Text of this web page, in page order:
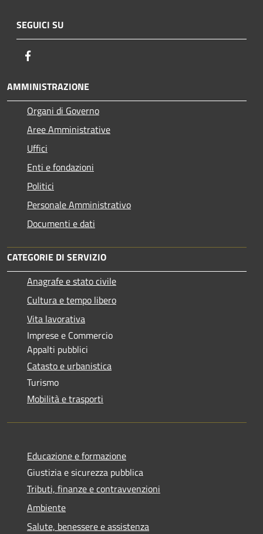
SEGUICI SU
AMMINISTRAZIONE
Organi di Governo
Aree Amministrative
Uffici
Enti e fondazioni
Politici
Personale Amministrativo
Documenti e dati
CATEGORIE DI SERVIZIO
Anagrafe e stato civile
Cultura e tempo libero
Vita lavorativa
Imprese e Commercio
Appalti pubblici
Catasto e urbanistica
Turismo
Mobilità e trasporti
Educazione e formazione
Giustizia e sicurezza pubblica
Tributi, finanze e contravvenzioni
Ambiente
Salute, benessere e assistenza